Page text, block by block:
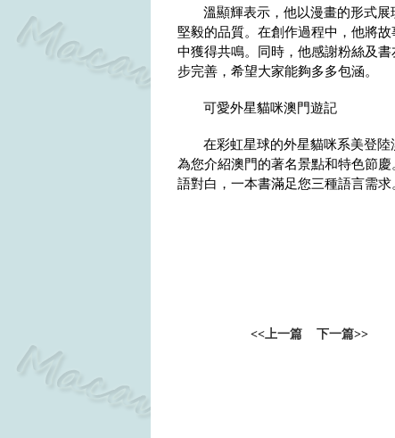
溫顯輝表示，他以漫畫的形式
堅毅的品質。在創作過程中，他將
中獲得共鳴。同時，他感謝粉絲及
步完善，希望大家能夠多多包涵。
可愛外星貓咪澳門遊記
在彩虹星球的外星貓咪系美登
為您介紹澳門的著名景點和特色節
語對白，一本書滿足您三種語言需求
<<上一篇 下一篇>>